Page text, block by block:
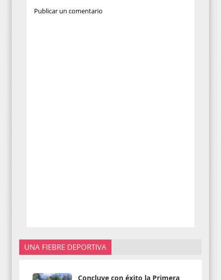
Publicar un comentario
UNA FIEBRE DEPORTIVA
Concluye con éxito la Primera